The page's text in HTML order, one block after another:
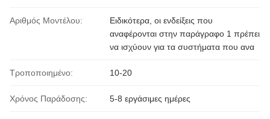
Αριθμός Μοντέλου:
Ειδικότερα, οι ενδείξεις που
αναφέρονται στην παράγραφο 1 πρέπει
να ισχύουν για τα συστήματα που ανα
Τροποποιημένο: 10-20
Χρόνος Παράδοσης: 5-8 εργάσιμες ημέρες